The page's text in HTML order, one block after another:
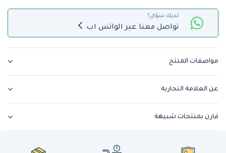
لديك سؤال؟
تواصل معنا عبر الواتس اب
مواصفات المنتج
عن العلامة التجارية
قارن بمنتجات شبيهة